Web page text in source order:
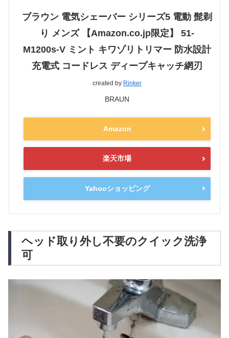
ブラウン 電気シェーバー シリーズ5 電動 髭剃
り メンズ 【Amazon.co.jp限定】 51-
M1200s-V ミント キワゾリトリマー 防水設計
充電式 コードレス ディープキャッチ網刃
created by Rinker
BRAUN
Amazon
楽天市場
Yahooショッピング
ヘッド取り外し不要のクイック洗浄
可